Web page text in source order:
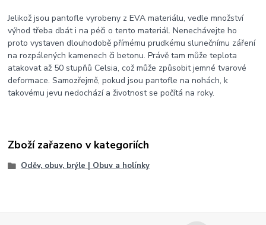
Jelikož jsou pantofle vyrobeny z EVA materiálu, vedle množství
výhod třeba dbát i na péči o tento materiál. Nenechávejte ho
proto vystaven dlouhodobě přímému prudkému slunečnímu záření
na rozpálených kamenech či betonu. Právě tam může teplota
atakovat až 50 stupňů Celsia, což může způsobit jemné tvarové
deformace. Samozřejmě, pokud jsou pantofle na nohách, k
takovému jevu nedochází a životnost se počítá na roky.
Zboží zařazeno v kategoriích
Oděv, obuv, brýle | Obuv a holínky